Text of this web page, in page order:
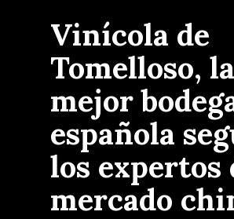
Vinícola de
Tomelloso, la
mejor
española
los expertos
mercado